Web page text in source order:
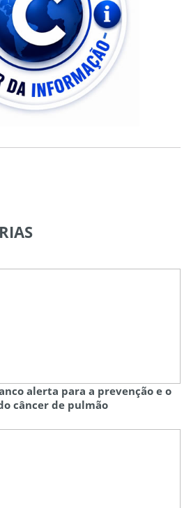
alerta para a prevenção e o
câncer de pulmão